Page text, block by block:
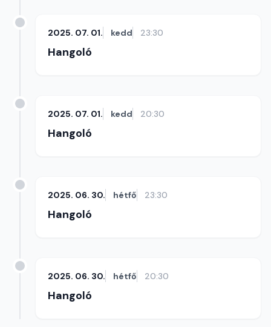
2025. 07. 01. kedd 23:30
Hangoló
2025. 07. 01. kedd 20:30
Hangoló
2025. 06. 30. hétfő 23:30
Hangoló
2025. 06. 30. hétfő 20:30
Hangoló